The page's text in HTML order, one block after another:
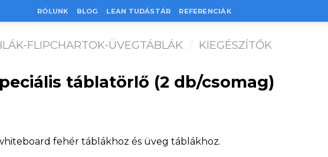
RÓLUNK BLOG LEAN TUDÁSTÁR REFERENCIÁK
FLIPCHARTOK-ÜVEGTÁBLÁK / KIEGÉSZÍTŐK
táblatörlő (2 db/csomag)
fehér táblákhoz és üveg táblákhoz.